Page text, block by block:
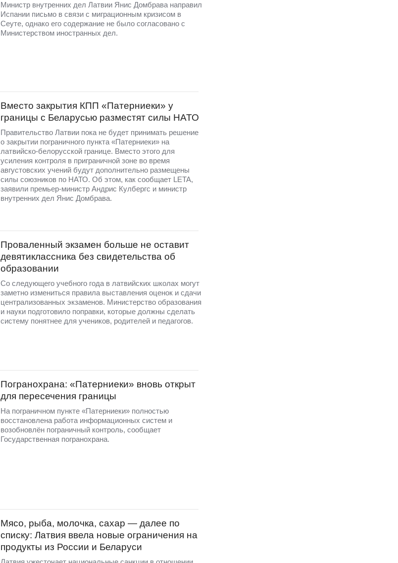
Министр внутренних дел Латвии Янис Домбрава направил
Испании письмо в связи с миграционным кризисом в
Сеуте, однако его содержание не было согласовано с
Министерством иностранных дел.
Вместо закрытия КПП «Патерниеки» у
границы с Беларусью разместят силы НАТО
Правительство Латвии пока не будет принимать решение
о закрытии пограничного пункта «Патерниеки» на
латвийско-белорусской границе. Вместо этого для
усиления контроля в приграничной зоне во время
августовских учений будут дополнительно размещены
силы союзников по НАТО. Об этом, как сообщает LETA,
заявили премьер-министр Андрис Кулбергс и министр
внутренних дел Янис Домбрава.
Проваленный экзамен больше не оставит
девятиклассника без свидетельства об
образовании
Со следующего учебного года в латвийских школах могут
заметно измениться правила выставления оценок и сдачи
централизованных экзаменов. Министерство образования
и науки подготовило поправки, которые должны сделать
систему понятнее для учеников, родителей и педагогов.
Погранохрана: «Патерниеки» вновь открыт
для пересечения границы
На пограничном пункте «Патерниеки» полностью
восстановлена работа информационных систем и
возобновлён пограничный контроль, сообщает
Государственная погранохрана.
Мясо, рыба, молочка, сахар — далее по
списку: Латвия ввела новые ограничения на
продукты из России и Беларуси